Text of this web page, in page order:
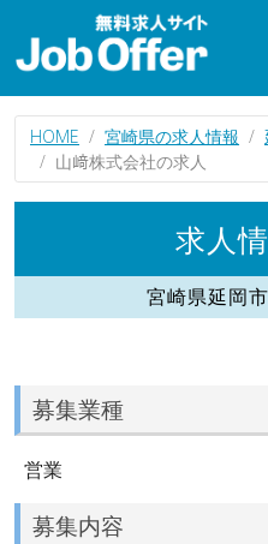
HOME 宮崎県の求人情報
山﨑株式会社の求人
求人
宮崎県延岡
募集業種
営業
募集内容